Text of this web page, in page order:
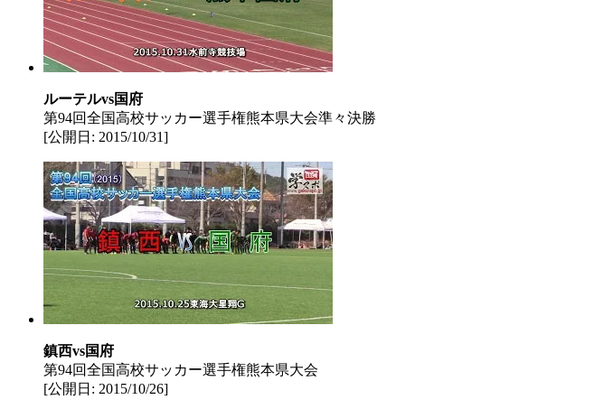
ルーテルvs国府
第94回全国高校サッカー選手権熊本県大会準々決勝
[公開日: 2015/10/31]
鎮西vs国府
第94回全国高校サッカー選手権熊本県大会
[公開日: 2015/10/26]